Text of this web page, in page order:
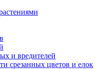
и вредителей
срезанных цветов и елок